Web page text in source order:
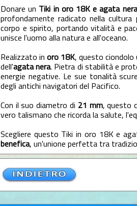
Donare un Tiki in oro 18K e agata nera
profondamente radicato nella cultura
corpo e spirito, portando vitalità e
unisce l'uomo alla natura e all'oceano.
Realizzato inoro 18K, questo ciondolo
dell'agata nera. Pietra di stabilità e
energie negative. Le sue tonalità
degli antichi navigatori del Pacifico.
Con il suo diametro di 21 mm, questo
vero talismano che ricorda la salute,
Scegliere questo Tiki in oro 18K e
benefica, un'unione perfetta tra